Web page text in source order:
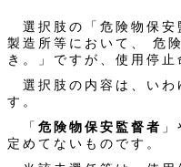
選択肢の「危険物保安
製造所等において、 危
き。」ですが、使用停止
選択肢の内容は、いわ
す。
「 危険物保安監督者
定めてないものです。